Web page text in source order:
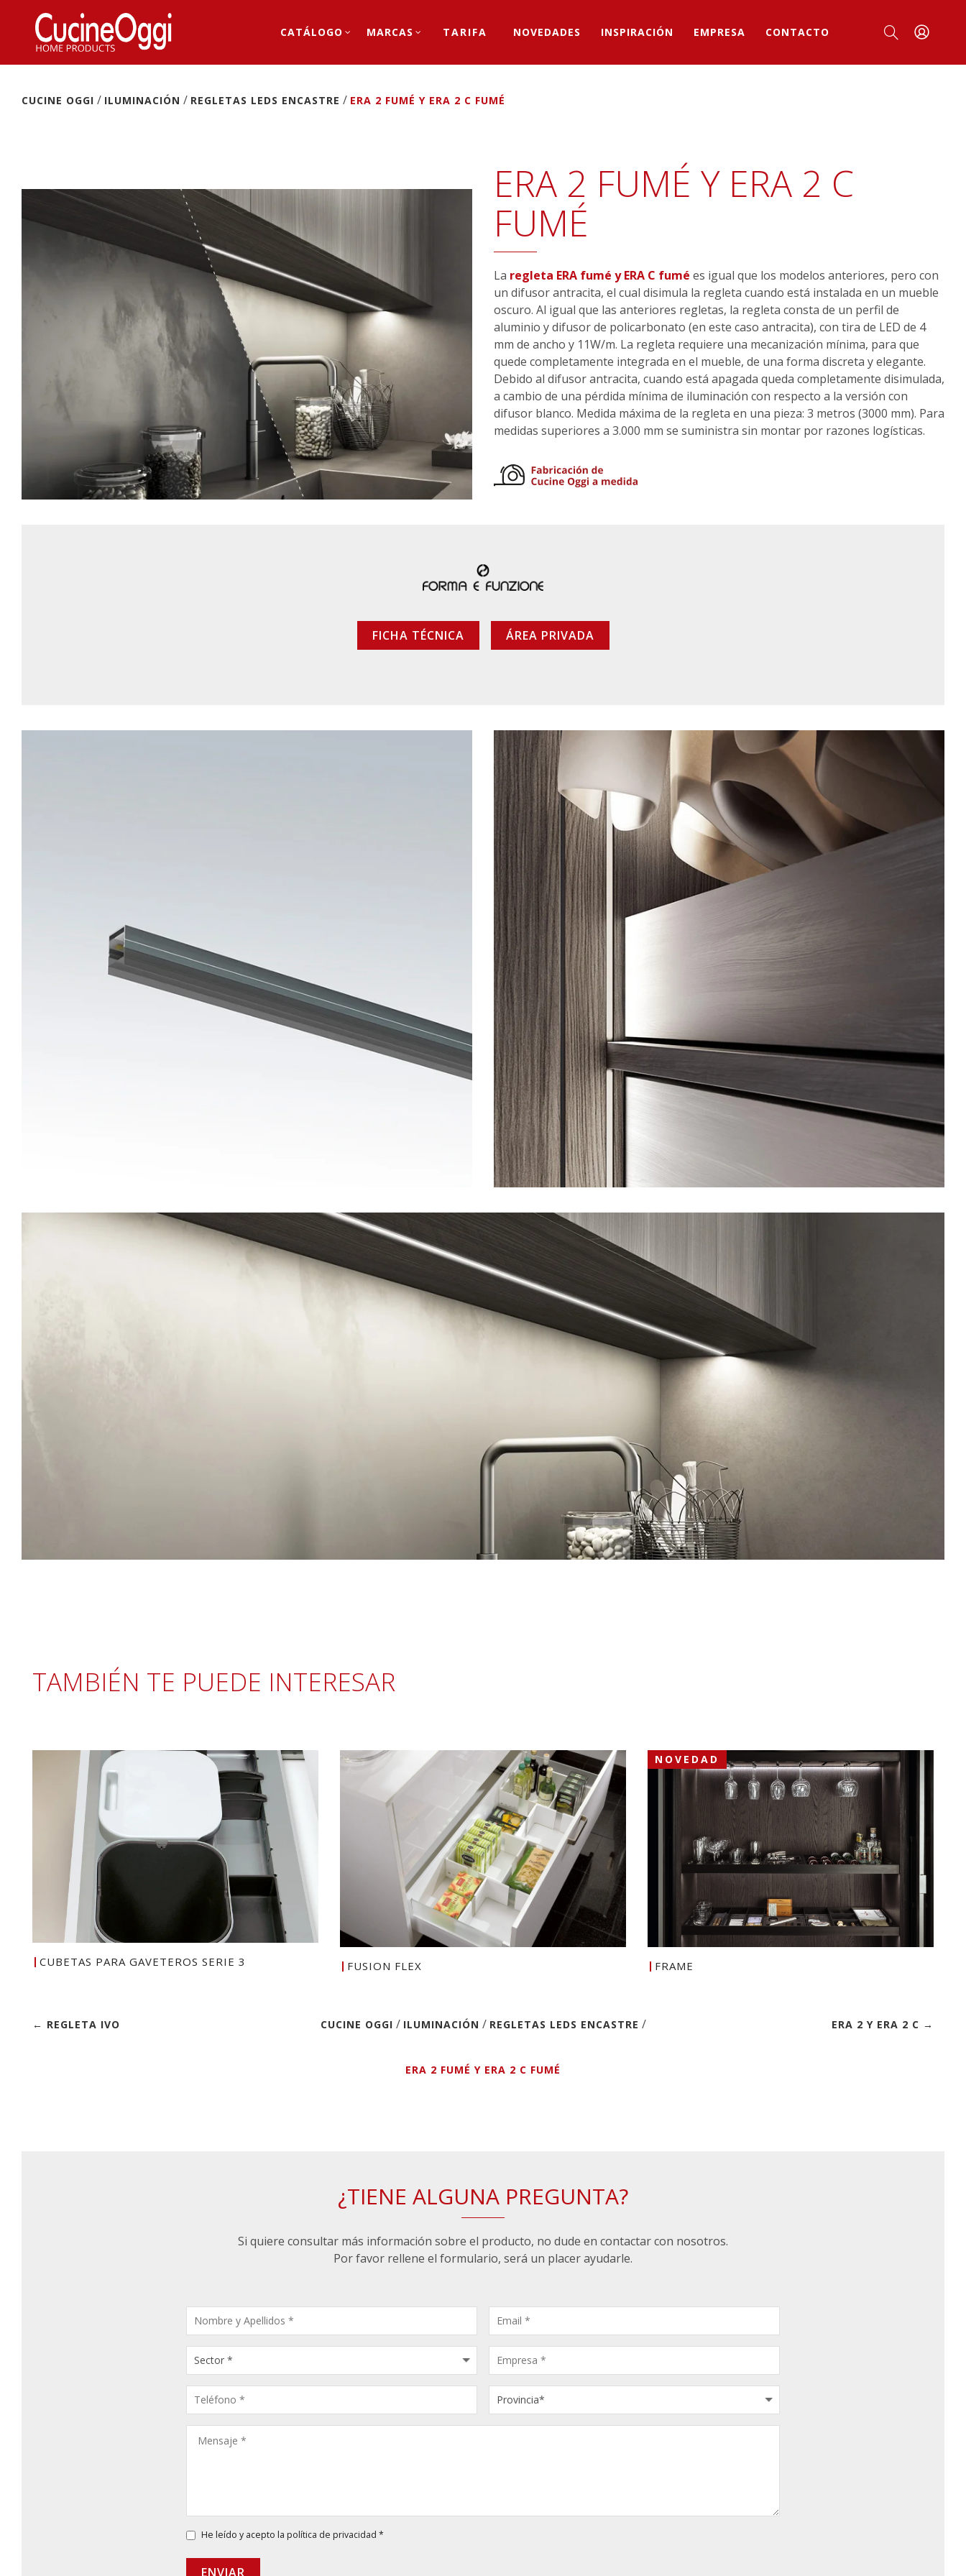
CATÁLOGO MARCAS TARIFA NOVEDADES INSPIRACIÓN EMPRESA CONTACTO
CUCINE OGGI / ILUMINACIÓN / REGLETAS LEDS ENCASTRE / ERA 2 FUMÉ Y ERA 2 C FUMÉ
ERA 2 FUMÉ Y ERA 2 C
FUMÉ
La regleta ERA fumé y ERA C fumé es igual que los modelos anteriores, pero con
un difusor antracita, el cual disimula la regleta cuando está instalada en un mueble
oscuro. Al igual que las anteriores regletas, la regleta consta de un perfil de
aluminio y difusor de policarbonato (en este caso antracita), con tira de LED de 4
mm de ancho y 11W/m. La regleta requiere una mecanización mínima, para que
quede completamente integrada en el mueble, de una forma discreta y elegante.
Debido al difusor antracita, cuando está apagada queda completamente disimulada,
a cambio de una pérdida mínima de iluminación con respecto a la versión con
difusor blanco. Medida máxima de la regleta en una pieza: 3 metros (3000 mm). Para
medidas superiores a 3.000 mm se suministra sin montar por razones logísticas.
FICHA TÉCNICA ÁREA PRIVADA
TAMBIÉN TE PUEDE INTERESAR
CUBETAS PARA GAVETEROS SERIE 3 FUSION FLEX
NOVEDAD
FRAME
← REGLETA IVO CUCINE OGGI / ILUMINACIÓN / REGLETAS LEDS ENCASTRE /
ERA 2 FUMÉ Y ERA 2 C FUMÉ
ERA 2 Y ERA 2 C →
¿TIENE ALGUNA PREGUNTA?
Si quiere consultar más información sobre el producto, no dude en contactar con nosotros.
Por favor rellene el formulario, será un placer ayudarle.
CONSULTA
PRODUCTOS
He leído y acepto la política de privacidad *
ENVIAR